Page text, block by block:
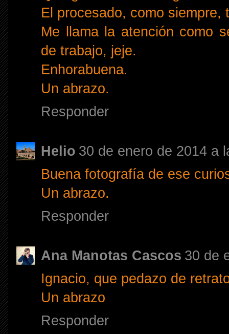
El procesado, como siempre,
Me llama la atención como
de trabajo, jeje.
Enhorabuena.
Un abrazo.
Responder
Helio 30 de enero de 2014 a
Buena fotografía de ese
Un abrazo.
Responder
Ana Manotas Cascos 30 de
Ignacio, que pedazo de
Un abrazo
Responder